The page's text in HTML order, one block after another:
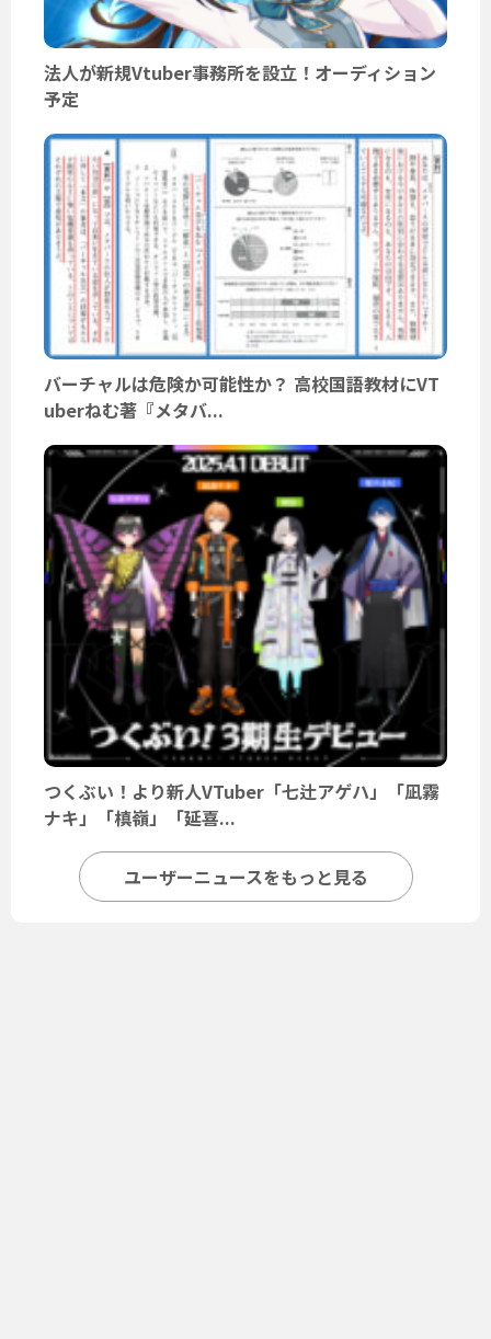
法人が新規Vtuber事務所を設立！オーディション
予定
バーチャルは危険か可能性か？ 高校国語教材にVT
uberねむ著『メタバ...
つくぶい！より新人VTuber「七辻アゲハ」「凪霧
ナキ」「槙嶺」「延喜...
ユーザーニュースをもっと見る